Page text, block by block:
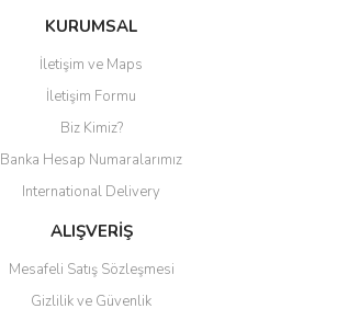
Bu ürüne ilk yorumu siz yapın!
Yorum Yaz
KURUMSAL
İletişim ve Maps
İletişim Formu
Biz Kimiz?
Banka Hesap Numaralarımız
International Delivery
ALIŞVERİŞ
Mesafeli Satış Sözleşmesi
Gizlilik ve Güvenlik